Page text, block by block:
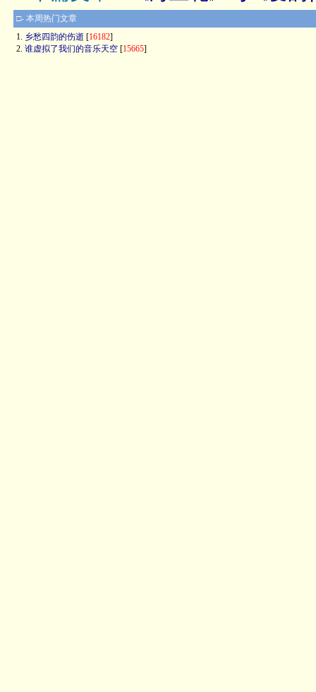
□- 本周热门文章
1. 乡愁四韵的伤逝 [16182]
2. 谁虚拟了我们的音乐天空 [15665]